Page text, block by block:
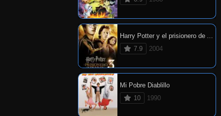
Harry Potter y el prisionero de Azkaban
7.9
2004
Mi Pobre Diablillo
10
1990